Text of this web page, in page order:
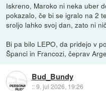
Iskreno, Maroko ni neka uber
pokazalo, če bi se igralo na 2
sroljo lahko svoj dan, zato ni
Bi pa bilo LEPO, da pridejo v
Španci in Francozi, čeprav
Bud_Bundy
::9. jul 2026, 19:26